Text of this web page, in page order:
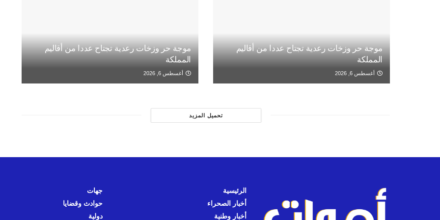
موجة حر وزخات رعدية تجتاح عددا من أقاليم
المملكة
أغسطس 6, 2026
موجة حر وزخات رعدية تجتاح عددا من أقاليم
المملكة
أغسطس 6, 2026
تحميل المزيد
الرئيسية
أخبار الصحراء
أخبار وطنية
جهات
حوادث وقضايا
دولية